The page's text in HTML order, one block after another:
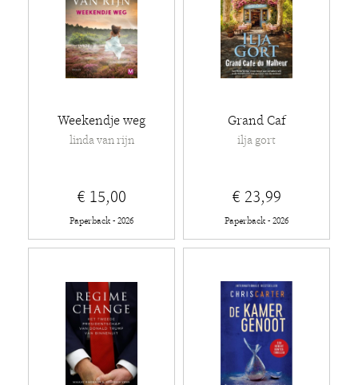
Weekendje weg
linda van rijn
€ 15,00
Paperback - 2026
Grand Caf
ilja gort
€ 23,99
Paperback - 2026